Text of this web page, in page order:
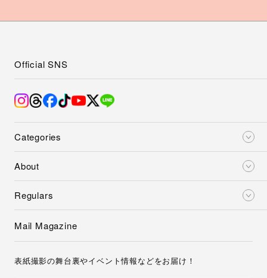
Categories
About
Regulars
Official SNS
Mail Magazine
表紙撮影の舞台裏やイベント情報などをお届け！